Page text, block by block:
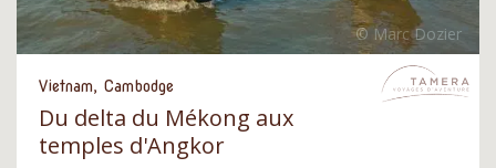
Vietnam, Cambodge
Du delta du Mékong aux
temples d'Angkor